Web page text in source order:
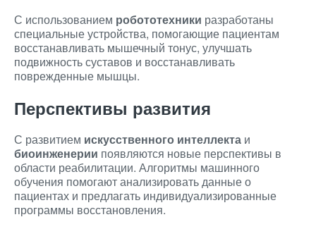
С использованием робототехники разработаны
специальные устройства, помогающие пациентам
восстанавливать мышечный тонус, улучшать
подвижность суставов и восстанавливать
поврежденные мышцы.
Перспективы развития
С развитием искусственного интеллекта и
биоинженерии появляются новые перспективы в
области реабилитации. Алгоритмы машинного
обучения помогают анализировать данные о
пациентах и предлагать индивидуализированные
программы восстановления.